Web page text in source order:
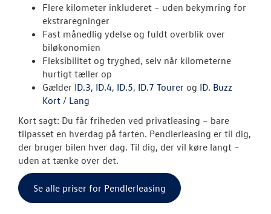
ID.4
ID.5
T-Roc
Aktuelle
ID. Buzz
California
Flere kilometer inkluderet – uden bekymring for
ekstraregninger
Fast månedlig ydelse og fuldt overblik over
biløkonomien
Fleksibilitet og tryghed, selv når kilometerne
hurtigt tæller op
Gælder ID.3, ID.4, ID.5, ID.7 Tourer og ID. Buzz
Kort / Lang
Kort sagt: Du får friheden ved privatleasing – bare
tilpasset en hverdag på farten. Pendlerleasing er til dig,
der bruger bilen hver dag. Til dig, der vil køre langt –
uden at tænke over det.
Se alle priser for Pendlerleasing